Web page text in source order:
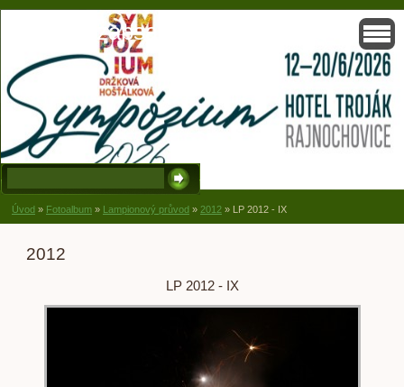
Solisko, zapsaný spolek, Držková
Úvod » Fotoalbum » Lampionový průvod » 2012 » LP 2012 - IX
2012
LP 2012 - IX